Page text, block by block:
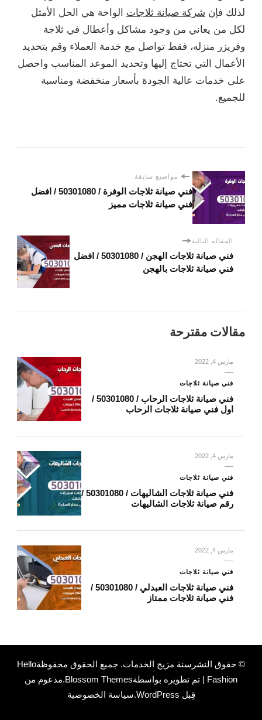
لذلك فإن شركة صيانة ثلاجات الواحة هي الحل الأمثل
لكل من يعاني من وجود مشاكل وأعطال في ثلاجة
وفريزر منزله، فقط تواصل مع خدمة العملاء وقم بتحديد
الأعمال التي تحتاج إليها وتحديد الموعد المناسب واحصل
على خدمات عالية الجودة بأسعار منخفضة ومناسبة
للجميع.
مواضيع سابقة
فني صيانة ثلاجات الوفرة / 50301080 / افضل
فني صيانة ثلاجات مميز
المقالة التالية
فني صيانة ثلاجات الهجن / 50301080 / افضل
فني صيانة ثلاجات بالهجن
مقالات مقترحة
مارس 4, 2022
فني صيانة ثلاجات
فني صيانة ثلاجات الرحاب / 50301080 /
اول فني صيانة ثلاجات الرحاب
مارس 4, 2022
فني صيانة ثلاجات
فني صيانة ثلاجات الشاليهات / 50301080 /
رقم صيانة ثلاجات الشاليهات
مارس 4, 2022
فني صيانة ثلاجات
فني صيانة ثلاجات العبدلي / 50301080 /
فني صيانة ثلاجات ممتاز
© حقوق النشرسنة مزيج الخدمات. جميع الحقوق محفوظةHello
Fashion | تم تطويره بواسطة
Blossom Themes.مدعوم من
قِبل WordPress
.سياسة الخصوصية